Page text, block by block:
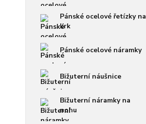
Pánské ocelové řetízky na
krk
Pánské ocelové náramky
Bižuterní náušnice
Bižuterní náramky na
nohu